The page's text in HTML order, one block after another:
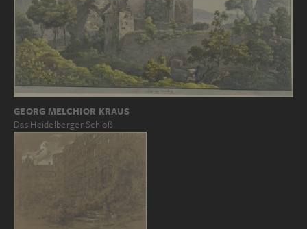
GEORG MELCHIOR KRAUS
Das Heidelberger Schloß